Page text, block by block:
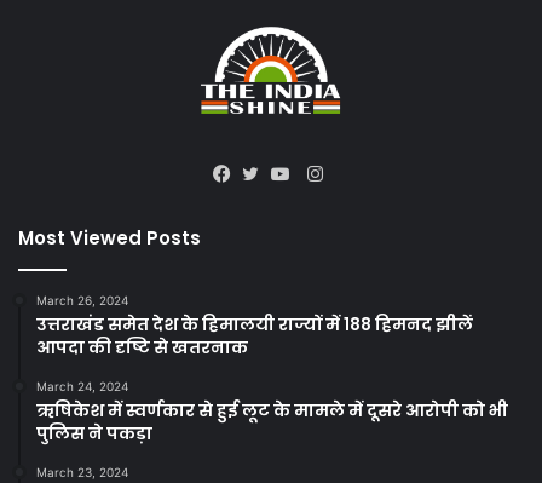
Instagram
Most Viewed Posts
March 26, 2024
उत्तराखंड समेत देश के हिमालयी राज्यों में 188 हिमनद झीलें
आपदा की दृष्टि से खतरनाक
March 24, 2024
ऋषिकेश में स्वर्णकार से हुई लूट के मामले में दूसरे आरोपी को भी
पुलिस ने पकड़ा
March 23, 2024